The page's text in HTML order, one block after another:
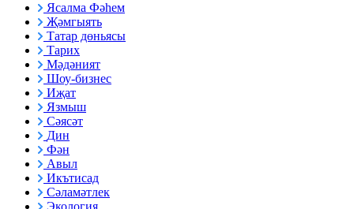
Ясалма Фәһем
Җәмгыять
Татар дөньясы
Тарих
Мәдәният
Шоу-бизнес
Иҗат
Язмыш
Сәясәт
Дин
Фән
Авыл
Икътисад
Сәламәтлек
Экология